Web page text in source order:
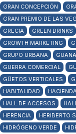
GRAN CONCEPCIÓN
GRAN PREMIO DE LAS
GRECIA
GREEN DRINKS
GROWTH MARKETING
GRUPO URBANA
GUERRA COMERCIAL
GÜETOS VERTICALES
HABITALIDAD
HALL DE ACCESOS
HERENCIA
HERIBERTO
HIDRÓGENO VERDE